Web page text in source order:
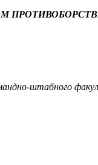
штабного